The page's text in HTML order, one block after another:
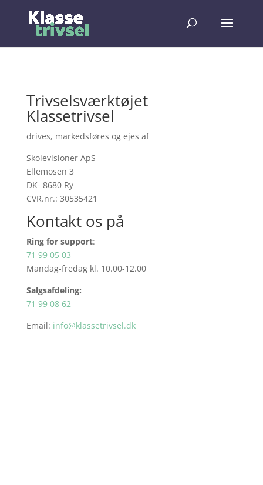
Trivselsværktøjet
Klassetrivsel
drives, markedsføres og ejes af
Skolevisioner ApS
Ellemosen 3
DK- 8680 Ry
CVR.nr.: 30535421
Kontakt os på
Ring for support:
71 99 05 03
Mandag-fredag kl. 10.00-12.00
Salgsafdeling:
71 99 08 62
Email: info@klassetrivsel.dk